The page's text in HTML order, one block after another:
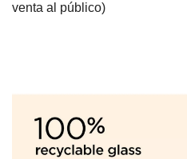
venta al público)